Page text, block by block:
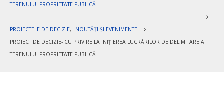
TERENULUI PROPRIETATE PUBLICĂ
PROIECTELE DE DECIZIE,
NOUTĂȚI ȘI EVENIMENTE
PROIECT DE DECIZIE- CU PRIVIRE LA INIȚIEREA LUCRĂRILOR DE DELIMITARE A
TERENULUI PROPRIETATE PUBLICĂ